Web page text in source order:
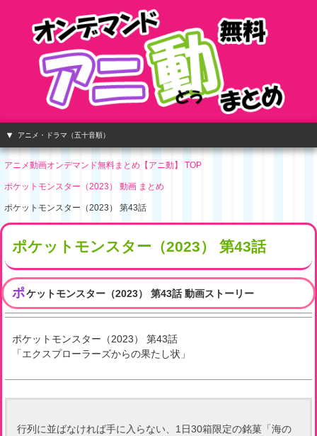
アニメ・ドラマ（五十音順）
アニメ動画オンデマンド無料まとめ【アニ動】 TOP
ポケットモンスター（2023） 動画 まとめ
ポケットモンスター（2023） 第43話
ポケットモンスター（2023） 第43話
ポケットモンスター（2023） 第43話 動画ストーリー
ポケットモンスター（2023） 第43話
「エクスプローラーズからの果たし状 」
行列に並ばなければ手に入らない、1日30箱限定の銘菓「海の